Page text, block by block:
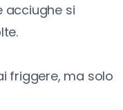
acciughe si
friggere, ma solo